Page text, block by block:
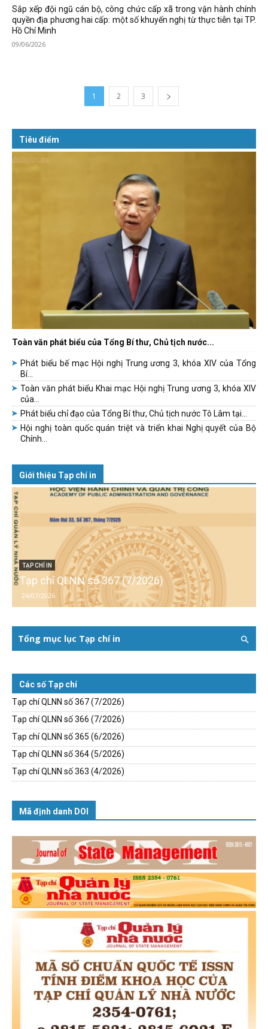
Sắp xếp đội ngũ cán bộ, công chức cấp xã trong vận hành chính
quyền địa phương hai cấp: một số khuyến nghị từ thực tiễn tại TP.
Hồ Chí Minh
09/06/2026
1 2 3
Tiêu điểm
Toàn văn phát biểu của Tổng Bí thư, Chủ tịch nước...
Phát biểu bế mạc Hội nghị Trung ương 3, khóa XIV của Tổng
Bí...
Toàn văn phát biểu Khai mạc Hội nghị Trung ương 3, khóa XIV
của...
Phát biểu chỉ đạo của Tổng Bí thư, Chủ tịch nước Tô Lâm tại...
Hội nghị toàn quốc quán triệt và triển khai Nghị quyết của Bộ
Chính...
Giới thiệu Tạp chí in
TẠP CHÍ IN
Tạp chí QLNN số 367 (7/2026)
24/07/2026
Tổng mục lục Tạp chí in
Các số Tạp chí
Tạp chí QLNN số 367 (7/2026)
Tạp chí QLNN số 366 (7/2026)
Tạp chí QLNN số 365 (6/2026)
Tạp chí QLNN số 364 (5/2026)
Tạp chí QLNN số 363 (4/2026)
Mã định danh DOI